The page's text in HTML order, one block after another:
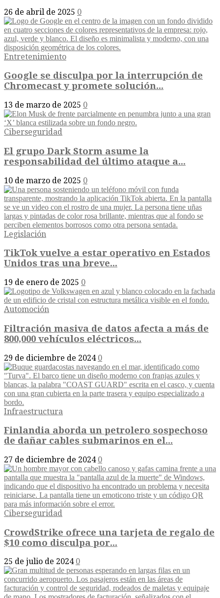
26 de abril de 2025 0
Entretenimiento
Google se disculpa por la interrupción de
Chromecast y promete solución...
13 de marzo de 2025 0
Ciberseguridad
El grupo Dark Storm asume la
responsabilidad del último ataque a...
10 de marzo de 2025 0
Legislación
TikTok vuelve a estar operativo en Estados
Unidos tras una breve...
19 de enero de 2025 0
Automoción
Filtración masiva de datos afecta a más de
800,000 vehículos eléctricos...
29 de diciembre de 2024 0
Infraestructura
Finlandia aborda un petrolero sospechoso
de dañar cables submarinos en el...
27 de diciembre de 2024 0
Ciberseguridad
CrowdStrike ofrece una tarjeta de regalo de
$10 como disculpa por...
25 de julio de 2024 0